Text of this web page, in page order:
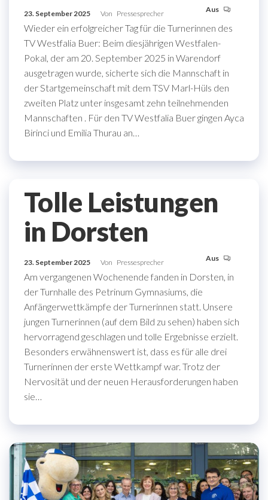
23. September 2025 Von Pressesprecher Aus
Wieder ein erfolgreicher Tag für die Turnerinnen des
TV Westfalia Buer: Beim diesjährigen Westfalen-
Pokal, der am 20. September 2025 in Warendorf
ausgetragen wurde, sicherte sich die Mannschaft in
der Startgemeinschaft mit dem TSV Marl-Hüls den
zweiten Platz unter insgesamt zehn teilnehmenden
Mannschaften . Für den TV Westfalia Buer gingen Ayca
Birinci und Emilia Thurau an…
Tolle Leistungen
in Dorsten
23. September 2025 Von Pressesprecher Aus
Am vergangenen Wochenende fanden in Dorsten, in
der Turnhalle des Petrinum Gymnasiums, die
Anfängerwettkämpfe der Turnerinnen statt. Unsere
jungen Turnerinnen (auf dem Bild zu sehen) haben sich
hervorragend geschlagen und tolle Ergebnisse erzielt.
Besonders erwähnenswert ist, dass es für alle drei
Turnerinnen der erste Wettkampf war. Trotz der
Nervosität und der neuen Herausforderungen haben
sie…